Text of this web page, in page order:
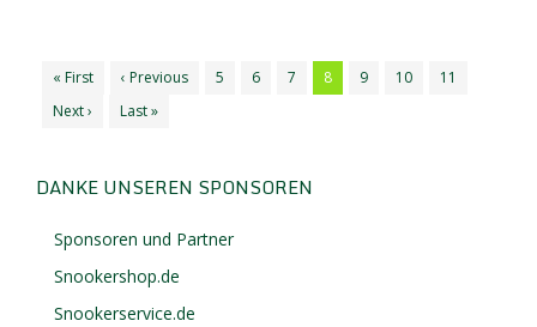
« First ‹ Previous 5 6 7 8 9 10
11
Next ›
Last »
DANKE UNSEREN SPONSOREN
Sponsoren und Partner
Snookershop.de
Snookerservice.de